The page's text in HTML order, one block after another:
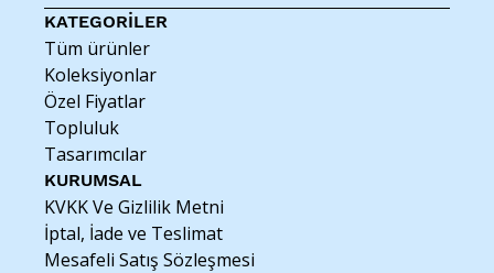
KATEGORİLER
Tüm ürünler
Koleksiyonlar
Özel Fiyatlar
Topluluk
Tasarımcılar
KURUMSAL
KVKK Ve Gizlilik Metni
İptal, İade ve Teslimat
Mesafeli Satış Sözleşmesi